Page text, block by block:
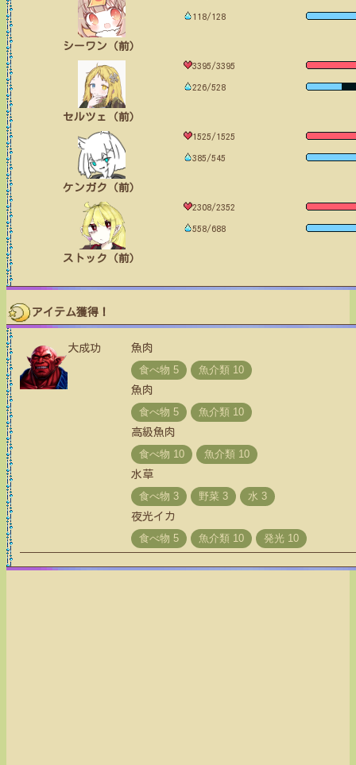
シーワン（前）
118/128
セルツェ（前）
3395/3395
226/528
ケンガク（前）
1525/1525
385/545
ストック（前）
2308/2352
558/688
アイテム獲得！
大成功 魚肉
魚肉
高級魚肉
水草
夜光イカ